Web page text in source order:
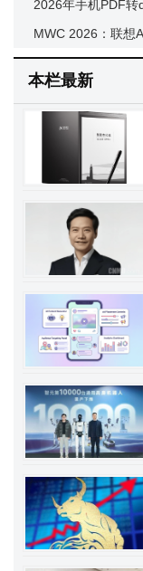
信小程序「PDF转
2026年手机PDF转
转换，职场学生党
MWC 2026：联想
娱乐新体验
本栏最新